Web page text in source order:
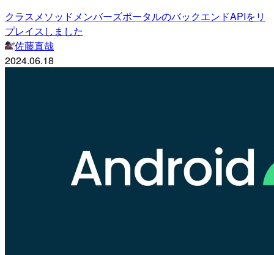
クラスメソッドメンバーズポータルのバックエンドAPIをリ
プレイスしました
佐藤直哉
2024.06.18